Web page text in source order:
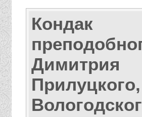
Кондак
Димитрия
Прилуцкого,